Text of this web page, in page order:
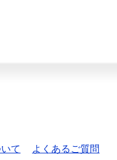
て
よくあるご質問